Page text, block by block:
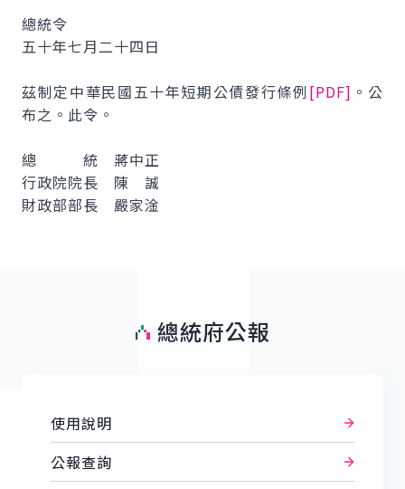
總統令
五十年七月二十四日
茲制定中華民國五十年短期公債發行條例 [PDF] 。公
布之。此令。
總 統 蔣中正
行政院院長 陳 誠
財政部部長 嚴家淦
總統府公報
使用說明
公報查詢